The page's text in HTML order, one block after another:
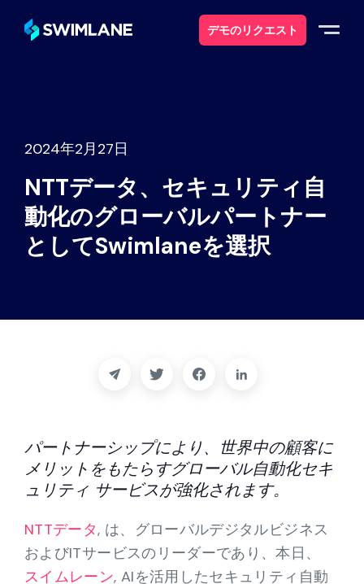
デモのリクエスト
ソリューション
製品紹介
サービス
ブログ
日本語
2024年2月27日
NTTデータ、セキュリティ自
動化のグローバルパートナー
としてSwimlaneを選択
パートナーシップにより、世界中の顧客に
メリットをもたらすグローバル自動化セキ
ュリティ サービスが強化されます。
NTTデータ, は、グローバルデジタルビジネス
およびITサービスのリーダーであり、本日、
スイムレーン, AIを活用したセキュリティ自動